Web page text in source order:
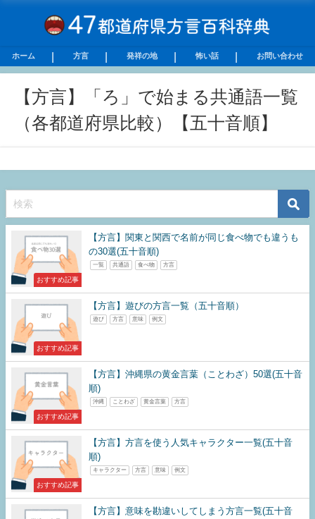
ホーム 方言 発祥の地 怖い話 お問い合わせ
【方言】「ろ」で始まる共通語一覧
（各都道府県比較）【五十音順】
おすすめ記事
【方言】関東と関西で名前が同じ食べ物でも違うも
の30選(五十音順)
一覧 共通語 食べ物 方言
おすすめ記事
【方言】遊びの方言一覧（五十音順）
遊び 方言 意味 例文
おすすめ記事
【方言】沖縄県の黄金言葉（ことわざ）50選(五十音
順)
沖縄 ことわざ 黄金言葉 方言
おすすめ記事
【方言】方言を使う人気キャラクター一覧(五十音
順)
キャラクター 方言 意味 例文
【方言】意味を勘違いしてしまう方言一覧(五十音